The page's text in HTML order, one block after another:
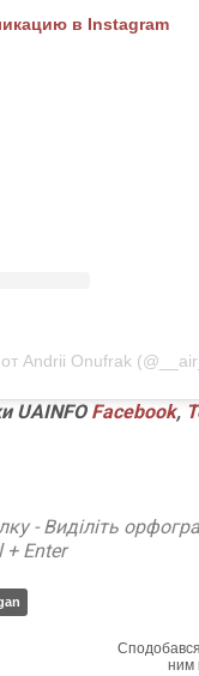
в Instagram
Andrii Onufrak
UAINFO Facebook,
- Виділіть
+ Enter
ним